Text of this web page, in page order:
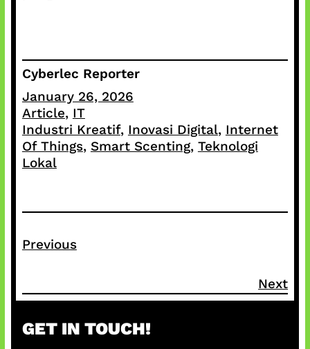
Cyberlec Reporter
January 26, 2026
Article, IT
Industri Kreatif, Inovasi Digital, Internet
Of Things, Smart Scenting, Teknologi
Lokal
Previous
Next
GET IN TOUCH!